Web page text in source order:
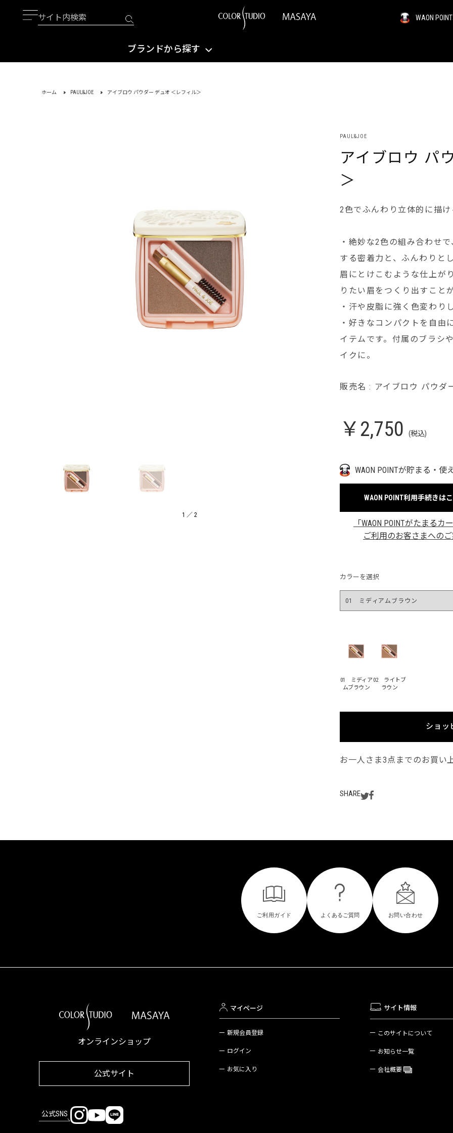
WAON
ブランドから探す
ホーム PAUL&JOE アイブロウ パウダー デュオ ＜レフィル＞
1 ／ 2
PAUL&JOE
アイブロウ パ
＞
2色でふんわり立体的に描け
・絶妙な2⾊の組み合わせ
する密着⼒と、ふんわりと
眉にとけこむような仕上が
りたい眉をつくり出すこと
・汗や⽪脂に強く⾊変わり
・好きなコンパクトを自由
イテムです。付属のブラシ
イクに。
販売名 : アイブロウ パウダ
￥2,750 (税込)
WAON POINTが貯まる・使
WAON POINT利用手続きは
「WAON POINTがたまるカ
ご利用のお客さまへの
カラーを選択
01 ミディア
ムブラウン
02 ライトブ
ラウン
ショッ
お一人さま3点までのお買い
SHARE
オンラインショップ
公式サイト
公式SNS
マイページ
新規会員登録
ログイン
お気に入り
サイト情報
このサイトについて
お知らせ一覧
会社概要